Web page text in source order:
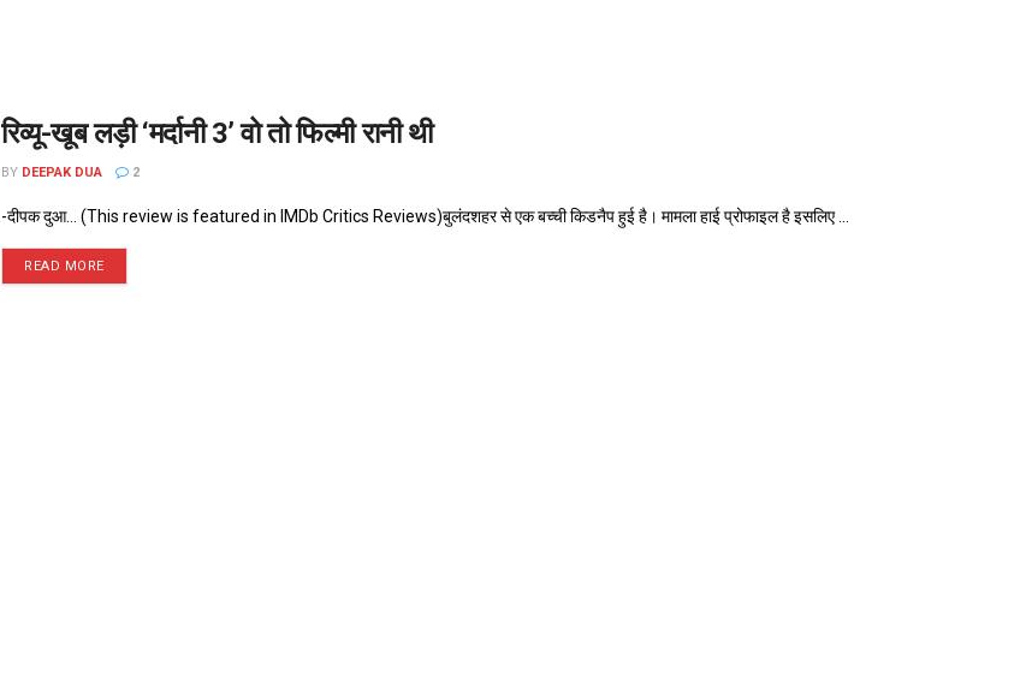
रिव्यू-खूब लड़ी ‘मर्दानी 3’ वो तो फिल्मी रानी थी
BY DEEPAK DUA 2
-दीपक दुआ… (This review is featured in IMDb Critics Reviews)बुलंदशहर से एक बच्ची किडनैप हुई है। मामला हाई प्रोफाइल है इसलिए ...
READ MORE